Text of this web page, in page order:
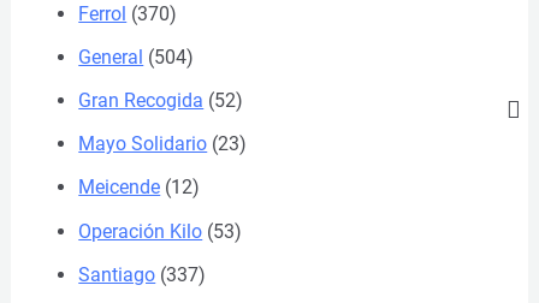
Ferrol (370)
General (504)
Gran Recogida (52)
Mayo Solidario (23)
Meicende (12)
Operación Kilo (53)
Santiago (337)